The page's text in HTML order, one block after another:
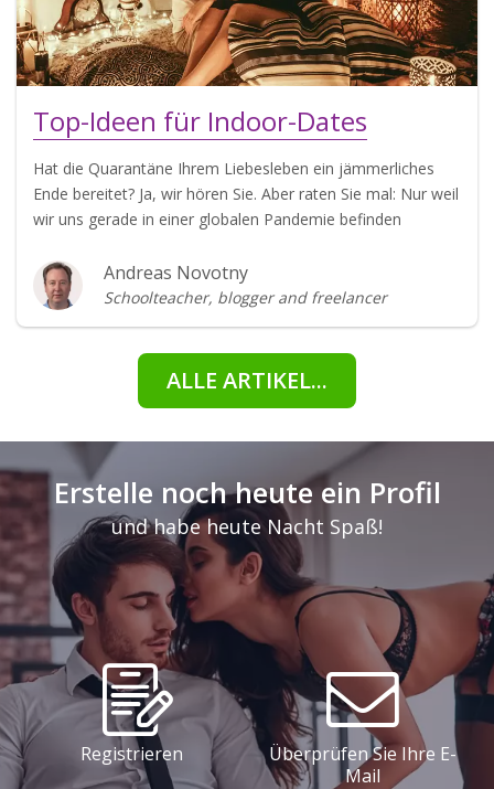
Top-Ideen für Indoor-Dates
Hat die Quarantäne Ihrem Liebesleben ein jämmerliches
Ende bereitet? Ja, wir hören Sie. Aber raten Sie mal: Nur weil
wir uns gerade in einer globalen Pandemie befinden
Andreas Novotny
Schoolteacher, blogger and freelancer
ALLE ARTIKEL...
Erstelle noch heute ein Profil
und habe heute Nacht Spaß!
Registrieren
Überprüfen Sie Ihre E-
Mail